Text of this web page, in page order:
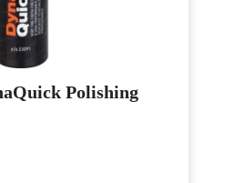
Polishing